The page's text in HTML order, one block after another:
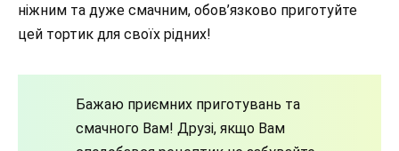
ніжним та дуже смачним, обов’язково приготуйте
цей тортик для своїх рідних!
Бажаю приємних приготувань та
смачного Вам! Друзі, якщо Вам